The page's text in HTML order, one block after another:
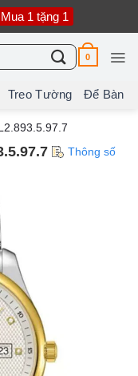
Mua 1 tặng 1
0
Treo Tường Để Bàn
Thông số